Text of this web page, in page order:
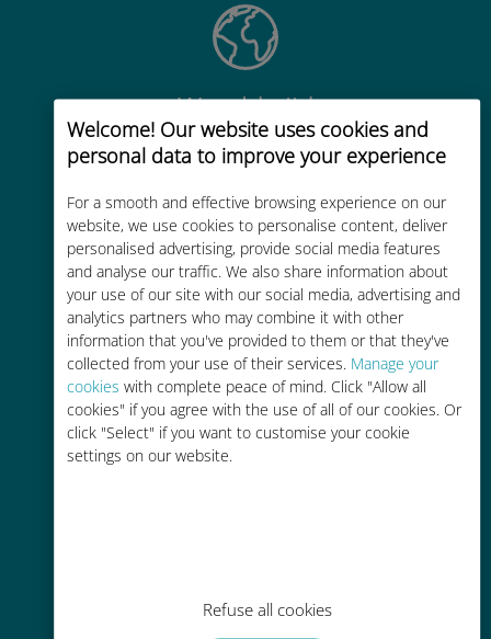
Welcome! Our website uses cookies and
personal data to improve your experience
For a smooth and effective browsing experience on our
website, we use cookies to personalise content, deliver
personalised advertising, provide social media features
and analyse our traffic. We also share information about
your use of our site with our social media, advertising and
analytics partners who may combine it with other
information that you've provided to them or that they've
collected from your use of their services. Manage your
cookies with complete peace of mind. Click "Allow all
cookies" if you agree with the use of all of our cookies. Or
click "Select" if you want to customise your cookie
settings on our website.
Refuse all cookies
Wereldwijd
Wereldwijde cellulaire
connectiviteit van hoge kwaliteit op
meer dan 200 bestemmingen
Kosteneffectief
Tot 90% goedkoper dan
roamingkosten bij je huidige
provider